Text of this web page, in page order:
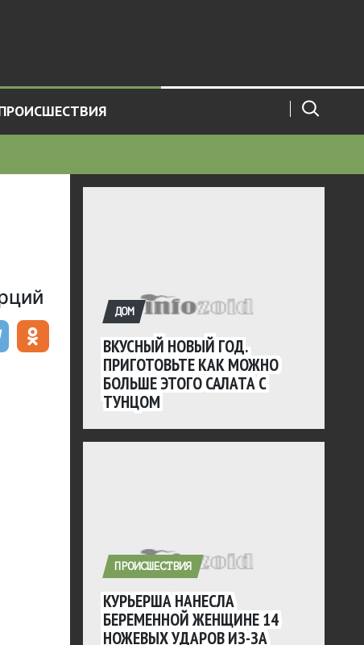
ДОМ
ВКУСНЫЙ НОВЫЙ ГОД.
ПРИГОТОВЬТЕ КАК МОЖНО
БОЛЬШЕ ЭТОГО САЛАТА С
ТУНЦОМ
ПРОИСШЕСТВИЯ
КУРЬЕРША НАНЕСЛА
БЕРЕМЕННОЙ ЖЕНЩИНЕ 14
НОЖЕВЫХ УДАРОВ ИЗ-ЗА